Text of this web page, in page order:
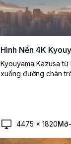
Hình Nền 4K
Kyouyama Kazusa
xuống đường chân
4475 ×1820Mở